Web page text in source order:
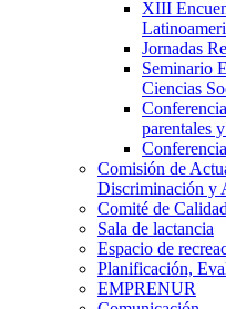
XIII
Jornadas
Seminario
Ciencias
parentales
Comisión de
Discriminación y
Comité de
Sala de lactancia
Espacio de
Planificación,
EMPRENUR